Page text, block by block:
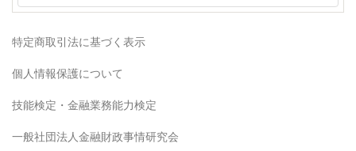
特定商取引法に基づく表示
個人情報保護について
技能検定・金融業務能力検定
一般社団法人金融財政事情研究会